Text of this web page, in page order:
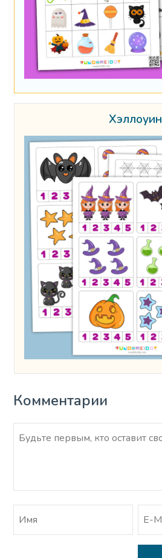
Хэллоуин
Комментарии